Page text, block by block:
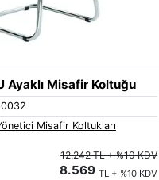
Ayaklı Misafir Koltuğu
Misafir Koltukları
12.242 TL + %10 KDV
8.569TL + %10 KDV